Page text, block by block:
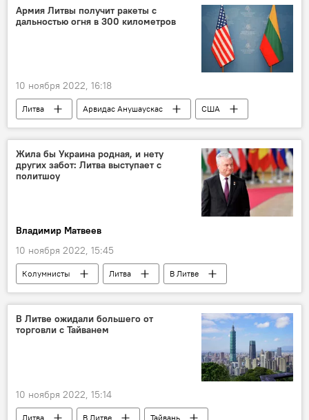
Минобороны РФ
Армия Литвы получит ракеты с
дальностью огня в 300 километров
10 ноября 2022, 16:18
Литва Арвидас Анушаускас
США
ВС Литвы
вооружение
Жила бы Украина родная, и нету
других забот: Литва выступает с
политшоу
Владимир Матвеев
10 ноября 2022, 15:45
Колумнисты Литва
В Литве
Украина
Политика
Преследование Альгирдаса Палецкиса и его сторонников в Литве
В Литве ожидали большего от
торговли с Тайванем
10 ноября 2022, 15:14
Литва В Литве Тайвань